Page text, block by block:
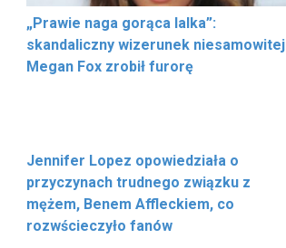
„Prawie naga gorąca lalka”:
skandaliczny wizerunek niesamowitej
Megan Fox zrobił furorę
Jennifer Lopez opowiedziała o
przyczynach trudnego związku z
mężem, Benem Affleckiem, co
rozwścieczyło fanów